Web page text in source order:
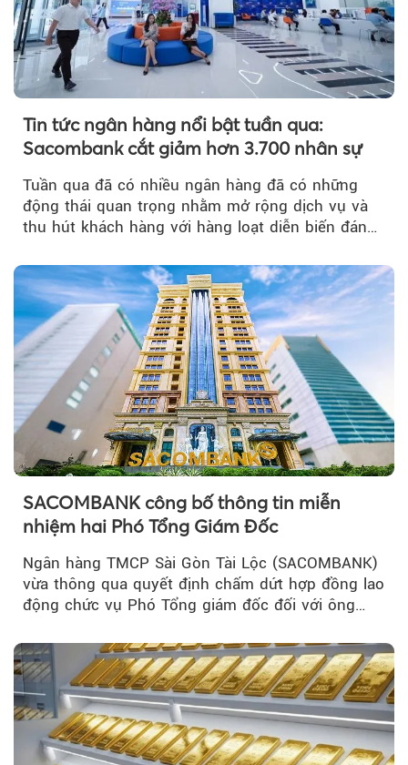
Tin tức ngân hàng nổi bật tuần qua:
Sacombank cắt giảm hơn 3.700 nhân sự
Tuần qua đã có nhiều ngân hàng đã có những
động thái quan trọng nhằm mở rộng dịch vụ và
thu hút khách hàng với hàng loạt diễn biến đáng
SACOMBANK công bố thông tin miễn
nhiệm hai Phó Tổng Giám Đốc
Ngân hàng TMCP Sài Gòn Tài Lộc (SACOMBANK)
vừa thông qua quyết định chấm dứt hợp đồng lao
động chức vụ Phó Tổng giám đốc đối với ông